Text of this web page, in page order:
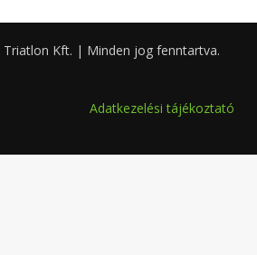
Kft. | Minden jog fenntartva.
Adatkezelési tájékoztató